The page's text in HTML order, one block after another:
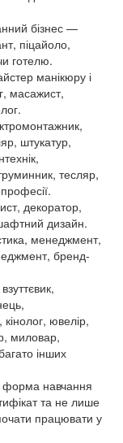
бізнес —
піцайоло,
готелю.
манікюру і
масажист,
штукатур,
тесляр,
декоратор,
дизайн.
менеджмент,
бренд-
ювелір,
миловар,
інших
форма навчання
та не лише
працювати у